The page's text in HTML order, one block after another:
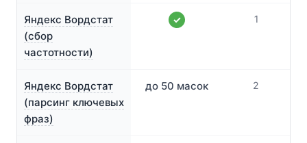
Яндекс Вордстат
(сбор
частотности)
✓ 1
Яндекс Вордстат
(парсинг ключевых
фраз)
до 50 масок 2